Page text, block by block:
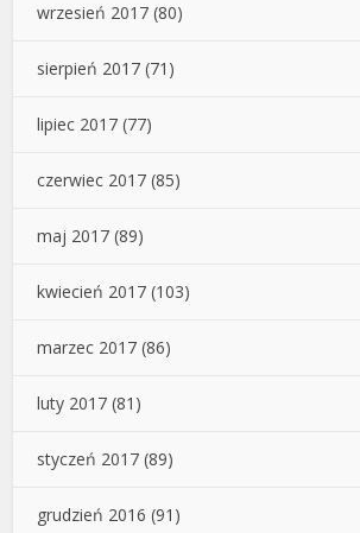
wrzesień 2017 (80)
sierpień 2017 (71)
lipiec 2017 (77)
czerwiec 2017 (85)
maj 2017 (89)
kwiecień 2017 (103)
marzec 2017 (86)
luty 2017 (81)
styczeń 2017 (89)
grudzień 2016 (91)